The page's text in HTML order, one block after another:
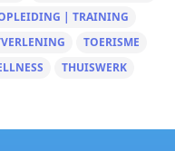
| TRAINING
TOERISME
THUISWERK